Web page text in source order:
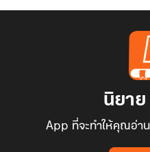
นิยาย
App ที่จะทำให้คุณอ่า